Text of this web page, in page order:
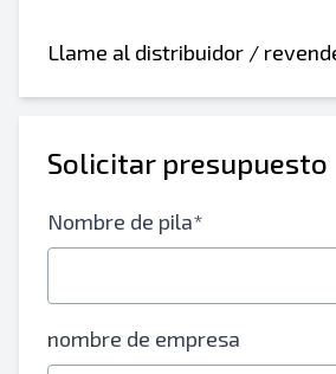
Llame al distribuidor /
Solicitar presupuesto
Nombre de pila*
nombre de empresa
Send a Message
Nombre completo
Dirección de correo
Se requiere el campo
Enviar listado a correo